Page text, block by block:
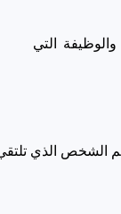
التي
الشخص الذي